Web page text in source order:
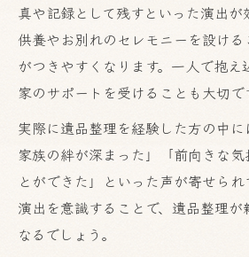
真や記録として残すといった演出が
供養やお別れのセレモニーを設ける
がつきやすくなります。一人で抱え
家のサポートを受けることも大切で
実際に遺品整理を経験した方の中
家族の絆が深まった」「前向きな気
とができた」といった声が寄せられ
演出を意識することで、遺品整理が
なるでしょう。